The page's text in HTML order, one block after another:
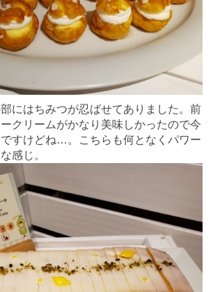
にはちみつが忍ばせてありました。前
クリームがかなり美味しかったので今
すけどね…。こちらも何となくパワー
感じ。